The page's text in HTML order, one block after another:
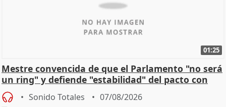
01:25
Mestre convencida de que el Parlamento "no será
un ring" y defiende "estabilidad" del pacto con
Vox
Sonido Totales 07/08/2026